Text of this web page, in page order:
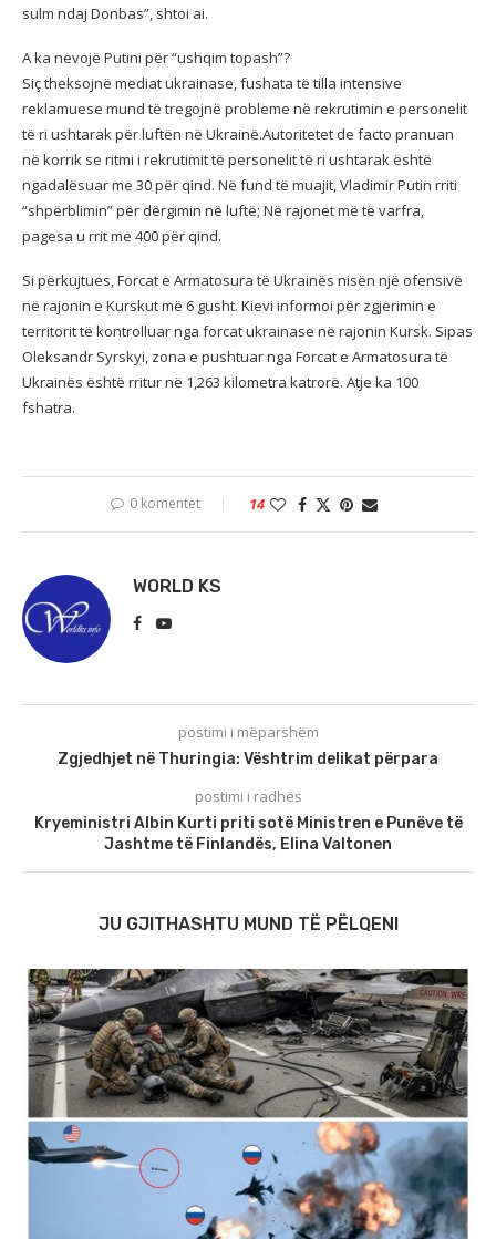
sulm ndaj Donbas”, shtoi ai.
A ka nevojë Putini për “ushqim topash”?
Siç theksojnë mediat ukrainase, fushata të tilla intensive
reklamuese mund të tregojnë probleme në rekrutimin e personelit
të ri ushtarak për luftën në Ukrainë.Autoritetet de facto pranuan
në korrik se ritmi i rekrutimit të personelit të ri ushtarak është
ngadalësuar me 30 për qind. Në fund të muajit, Vladimir Putin rriti
“shpërblimin” për dërgimin në luftë; Në rajonet më të varfra,
pagesa u rrit me 400 për qind.
Si përkujtues, Forcat e Armatosura të Ukrainës nisën një ofensivë
në rajonin e Kurskut më 6 gusht. Kievi informoi për zgjerimin e
territorit të kontrolluar nga forcat ukrainase në rajonin Kursk. Sipas
Oleksandr Syrskyi, zona e pushtuar nga Forcat e Armatosura të
Ukrainës është rritur në 1,263 kilometra katrorë. Atje ka 100
fshatra.
0 komentet 14
WORLD KS
postimi i mëparshëm
Zgjedhjet në Thuringia: Vështrim delikat përpara
postimi i radhës
Kryeministri Albin Kurti priti sotë Ministren e Punëve të
Jashtme të Finlandës, Elina Valtonen
JU GJITHASHTU MUND TË PËLQENI